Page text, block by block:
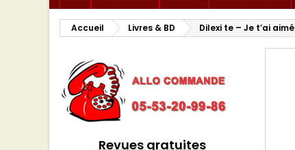
Accueil Livres & BD Dilexi te – Je t’ai aimé
Revues gratuites